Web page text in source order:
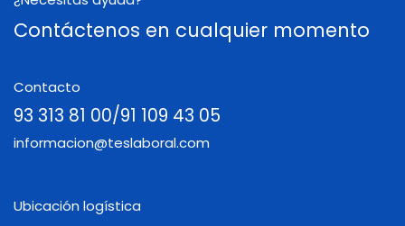
Contáctenos en cualquier momento
Contacto
93 313 81 00/91 109 43 05
informacion@teslaboral.com
Ubicación logística